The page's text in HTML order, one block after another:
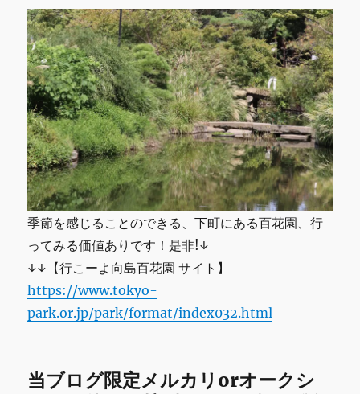
季節を感じることのできる、下町にある百花園、行
ってみる価値ありです！是非!↓
↓↓【行こーよ向島百花園 サイト】
https://www.tokyo-
park.or.jp/park/format/index032.html
当ブログ限定メルカリorオークシ